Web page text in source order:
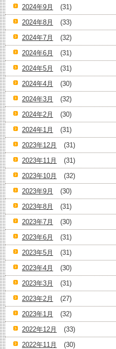
2024年9月
(31)
2024年8月
(33)
2024年7月
(32)
2024年6月
(31)
2024年5月
(31)
2024年4月
(30)
2024年3月
(32)
2024年2月
(30)
2024年1月
(31)
2023年12月
(31)
2023年11月
(31)
2023年10月
(32)
2023年9月
(30)
2023年8月
(31)
2023年7月
(30)
2023年6月
(31)
2023年5月
(31)
2023年4月
(30)
2023年3月
(31)
2023年2月
(27)
2023年1月
(32)
2022年12月
(33)
2022年11月
(30)